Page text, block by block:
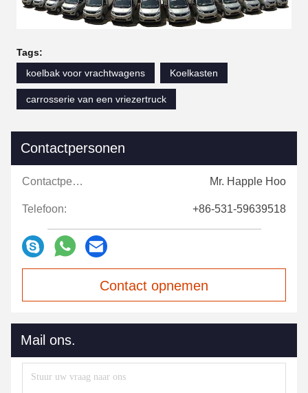
Tags:
koelbak voor vrachtwagens
Koelkasten
carrosserie van een vriezertruck
Contactpersonen
Contactpersonen: Mr. Happle Hoo
Telefoon: +86-531-59639518
Contact opnemen
Mail ons.